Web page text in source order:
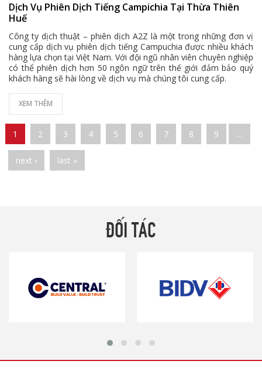
Dịch Vụ Phiên Dịch Tiếng Campichia Tại Thừa Thiên
Huế
Công ty dịch thuật – phiên dịch A2Z là một trong những đơn vị
cung cấp dịch vụ phiên dịch tiếng Campuchia được nhiều khách
hàng lựa chọn tại Việt Nam. Với đội ngũ nhân viên chuyên nghiệp
có thể phiên dịch hơn 50 ngôn ngữ trên thế giới đảm bảo quý
khách hàng sẽ hài lòng về dịch vụ mà chúng tôi cung cấp.
XEM THÊM
Pages
1 2 3 4 5 6 7 8 9 …
next › last »
ĐỐI TÁC